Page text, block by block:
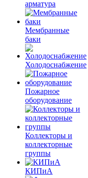
арматура
Мембранные
баки
Холодоснабжение
Пожарное
оборудование
Коллекторы и
коллекторные
группы
КИПиА